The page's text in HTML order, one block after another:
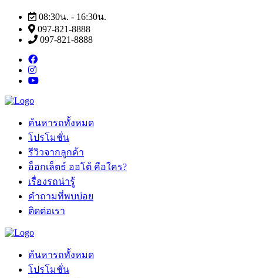
08:30น. - 16:30น.
097-821-8888
097-821-8888
ค้นหารถทั้งหมด
โปรโมชั่น
รีวิวจากลูกค้า
อ็อกเล็ตธ์ ออโต้ คือใคร?
เรื่องรถน่ารู้
คำถามที่พบบ่อย
ติดต่อเรา
ค้นหารถทั้งหมด
โปรโมชั่น